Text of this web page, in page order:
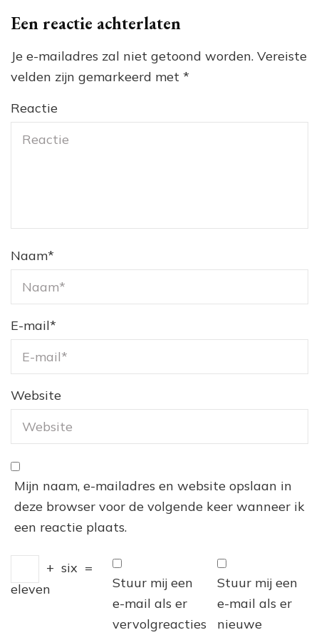
Een reactie achterlaten
Je e-mailadres zal niet getoond worden. Vereiste
velden zijn gemarkeerd met *
Reactie
Naam*
E-mail*
Website
Mijn naam, e-mailadres en website opslaan in
deze browser voor de volgende keer wanneer ik
een reactie plaats.
+ six =
eleven
Stuur mij een
e-mail als er
vervolgreacties
Stuur mij een
e-mail als er
nieuwe